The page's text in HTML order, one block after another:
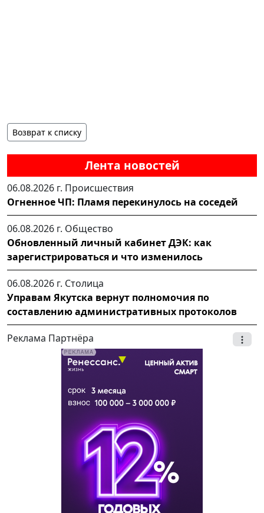
Лента новостей
06.08.2026 г. Происшествия
Огненное ЧП: Пламя перекинулось на соседей
06.08.2026 г. Общество
Обновленный личный кабинет ДЭК: как
зарегистрироваться и что изменилось
06.08.2026 г. Столица
Управам Якутска вернут полномочия по
составлению административных протоколов
Реклама Партнёра
Возврат к списку